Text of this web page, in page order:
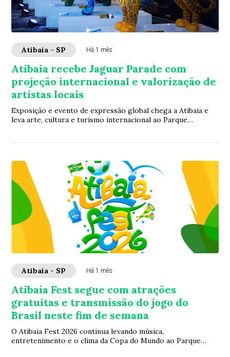
Atibaia - SP Há 1 mês
Atibaia recebe Jaguar Parade com
projeção internacional e valorização de
artistas locais
Exposição e evento de expressão global chega a Atibaia e
leva arte, cultura e turismo internacional ao Parque
Atibaia - SP Há 1 mês
Atibaia Fest segue com atrações
gratuitas e transmissão do jogo do
Brasil neste fim de semana
O Atibaia Fest 2026 continua levando música,
entretenimento e o clima da Copa do Mundo ao Parque